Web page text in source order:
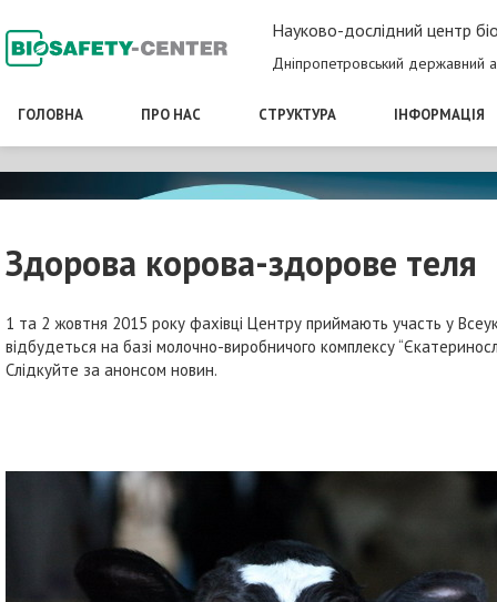
Науково-дослідний центр
Дніпропетровський державний
ГОЛОВНА ПРО НАС СТРУКТУРА ІНФОРМАЦІЯ
Здорова корова-здорове теля
1 та 2 жовтня 2015 року фахівці Центру приймають участь у
відбудеться на базі молочно-виробничого комплексу
Слідкуйте за анонсом новин.